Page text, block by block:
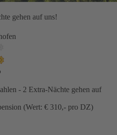
gehen auf uns!
- 2 Extra-Nächte gehen auf
(Wert: € 310,- pro DZ)